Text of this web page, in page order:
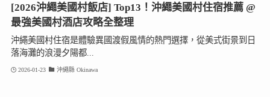
[2026沖繩美國村飯店] Top13！沖繩美國村住宿推薦 @
最強美國村酒店攻略全整理
沖繩美國村住宿是體驗異國渡假風情的熱門選擇，從美式街景到日
落海灘的浪漫夕陽都...
2026-01-23 沖繩縣 Okinawa